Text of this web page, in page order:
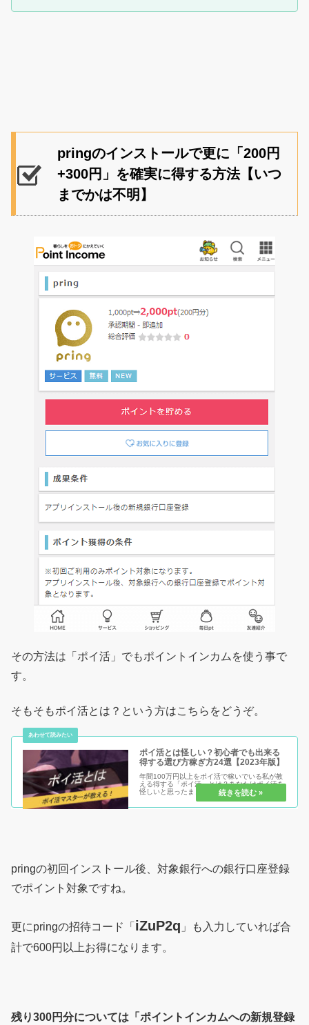
pringのインストールで更に「200円
+300円」を確実に得する方法【いつ
までかは不明】
その方法は「ポイ活」でもポイントインカムを使う事で
す。
そもそもポイ活とは？という方はこちらをどうぞ。
ポイ活とは怪しい？初心者でも出来る
得する選び方稼ぎ方24選【2023年版】
年間100万円以上をポイ活で稼いでいる私が教
える得する「ポイ活」とは？あなたはポイ活を
怪しいと思ったままで損する人？それともポイ
活を安心安全に始めて得する人？ポイ活のメリ
ット・デメリットを知り、初心者だからこそ得
pringの初回インストール後、対象銀行への銀行口座登録
でポイント対象ですね。
更にpringの招待コード「 iZuP2q 」も入力していれば合
計で600円以上お得になります。
残り300円分については「ポイントインカムへの新規登録